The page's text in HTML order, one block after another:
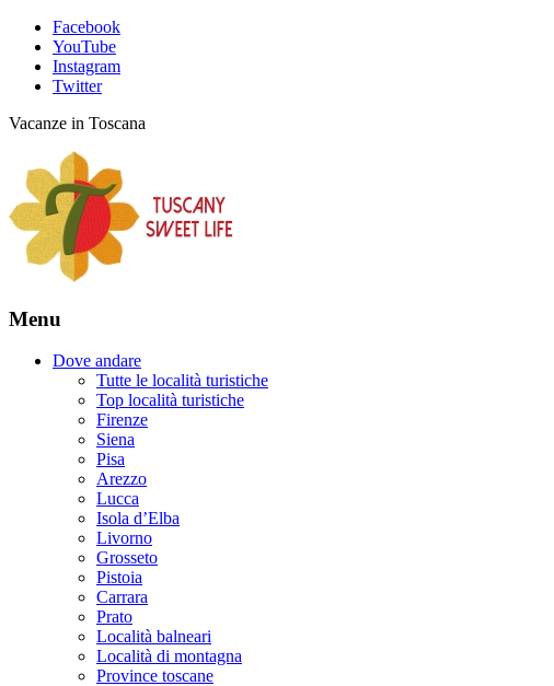
Facebook
YouTube
Instagram
Twitter
Vacanze in Toscana
Menu
Dove andare
Tutte le località turistiche
Top località turistiche
Firenze
Siena
Pisa
Arezzo
Lucca
Isola d’Elba
Livorno
Grosseto
Pistoia
Carrara
Prato
Località balneari
Località di montagna
Province toscane